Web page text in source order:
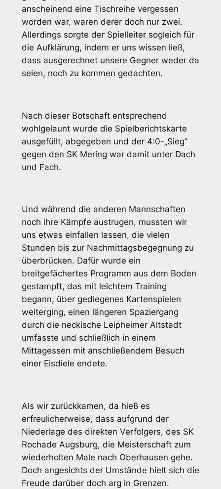
anscheinend eine Tischreihe vergessen
worden war, waren derer doch nur zwei.
Allerdings sorgte der Spielleiter sogleich für
die Aufklärung, indem er uns wissen ließ,
dass ausgerechnet unsere Gegner weder da
seien, noch zu kommen gedachten.
Nach dieser Botschaft entsprechend
wohlgelaunt wurde die Spielberichtskarte
ausgefüllt, abgegeben und der 4:0-„Sieg“
gegen den SK Mering war damit unter Dach
und Fach.
Und während die anderen Mannschaften
noch ihre Kämpfe austrugen, mussten wir
uns etwas einfallen lassen, die vielen
Stunden bis zur Nachmittagsbegegnung zu
überbrücken. Dafür wurde ein
breitgefächertes Programm aus dem Boden
gestampft, das mit leichtem Training
begann, über gediegenes Kartenspielen
weiterging, einen längeren Spaziergang
durch die neckische Leipheimer Altstadt
umfasste und schließlich in einem
Mittagessen mit anschließendem Besuch
einer Eisdiele endete.
Als wir zurückkamen, da hieß es
erfreulicherweise, dass aufgrund der
Niederlage des direkten Verfolgers, des SK
Rochade Augsburg, die Meisterschaft zum
wiederholten Male nach Oberhausen gehe.
Doch angesichts der Umstände hielt sich die
Freude darüber doch arg in Grenzen.